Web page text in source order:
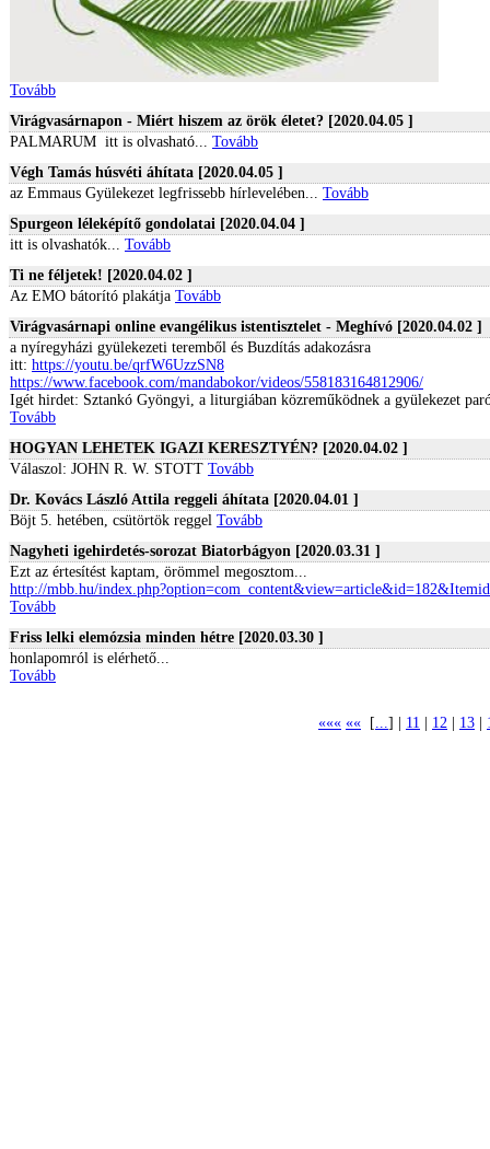
Tovább
Virágvasárnapon - Miért hiszem az örök életet? [2020.04.05 ]
PALMARUM itt is olvasható... Tovább
Végh Tamás húsvéti áhítata [2020.04.05 ]
az Emmaus Gyülekezet legfrissebb hírlevelében... Tovább
Spurgeon léleképítő gondolatai [2020.04.04 ]
itt is olvashatók... Tovább
Ti ne féljetek! [2020.04.02 ]
Az EMO bátorító plakátja Tovább
Virágvasárnapi online evangélikus istentisztelet - Meghívó [2020.04.02 ]
a nyíregyházi gyülekezeti teremből és Buzdítás adakozásra
itt: https://youtu.be/qrfW6UzzSN8
https://www.facebook.com/mandabokor/videos/558183164812906/
Igét hirdet: Sztankó Gyöngyi, a liturgiában közreműködnek a gyülekezet
Tovább
HOGYAN LEHETEK IGAZI KERESZTYÉN? [2020.04.02 ]
Válaszol: JOHN R. W. STOTT Tovább
Dr. Kovács László Attila reggeli áhítata [2020.04.01 ]
Böjt 5. hetében, csütörtök reggel Tovább
Nagyheti igehirdetés-sorozat Biatorbágyon [2020.03.31 ]
Ezt az értesítést kaptam, örömmel megosztom...
http://mbb.hu/
Tovább
Friss lelki elemózsia minden hétre [2020.03.30 ]
honlapomról is elérhető...
Tovább
««« «« [...] | 11 12 13